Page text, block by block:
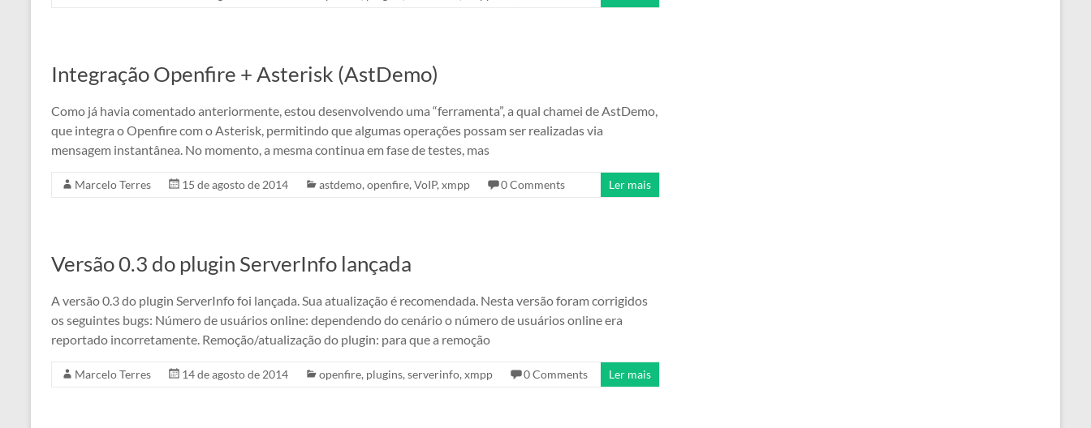
Integração Openfire + Asterisk (AstDemo)
Como já havia comentado anteriormente, estou desenvolvendo uma “ferramenta”, a qual chamei de AstDemo,
que integra o Openfire com o Asterisk, permitindo que algumas operações possam ser realizadas via
mensagem instantânea. No momento, a mesma continua em fase de testes, mas
Marcelo Terres 15 de agosto de 2014 astdemo, openfire, VoIP, xmpp 0 Comments Ler mais
Versão 0.3 do plugin ServerInfo lançada
A versão 0.3 do plugin ServerInfo foi lançada. Sua atualização é recomendada. Nesta versão foram corrigidos
os seguintes bugs: Número de usuários online: dependendo do cenário o número de usuários online era
reportado incorretamente. Remoção/atualização do plugin: para que a remoção
Marcelo Terres 14 de agosto de 2014 openfire, plugins, serverinfo, xmpp 0 Comments Ler mais